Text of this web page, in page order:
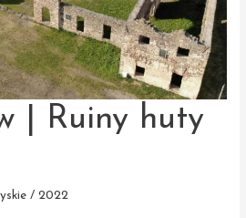
| Ruiny huty
/ 2022